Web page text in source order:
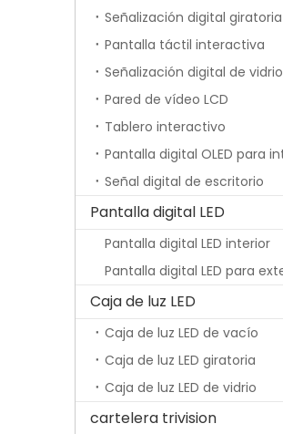
Señalización digital giratoria
Pantalla táctil interactiva
Señalización digital de vidrio
Pared de vídeo LCD
Tablero interactivo
Señal digital de escritorio
Pantalla digital LED
Pantalla digital LED interior
Caja de luz LED
Caja de luz LED de vacío
Caja de luz LED giratoria
Caja de luz LED de vidrio
cartelera trivision